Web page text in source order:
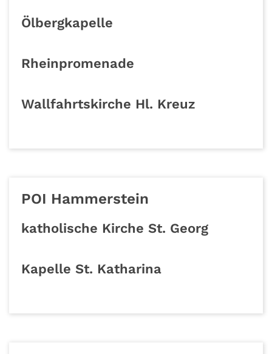
Ölbergkapelle
Rheinpromenade
Wallfahrtskirche Hl. Kreuz
POI Hammerstein
katholische Kirche St. Georg
Kapelle St. Katharina